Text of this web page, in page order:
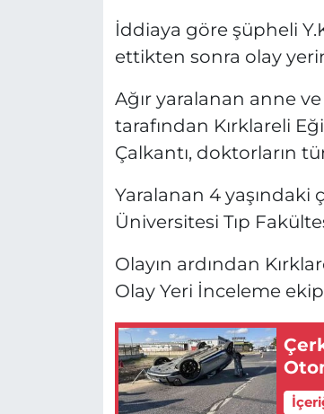
İddiaya göre şüpheli
ettikten sonra olay
Ağır yaralanan anne
tarafından Kırklareli
Çalkantı, doktorların
Yaralanan 4 yaşındaki
Üniversitesi Tıp
Olayın ardından
Olay Yeri İnceleme